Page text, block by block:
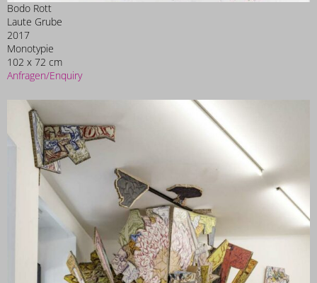
Bodo Rott
Laute Grube
2017
Monotypie
102 x 72 cm
Anfragen/Enquiry